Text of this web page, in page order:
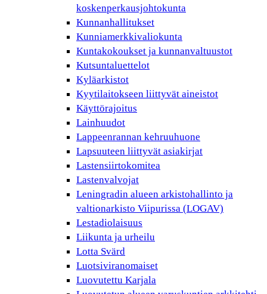
koskenperkausjohtokunta
Kunnanhallitukset
Kunniamerkkivaliokunta
Kuntakokoukset ja kunnanvaltuustot
Kutsuntaluettelot
Kyläarkistot
Kyytilaitokseen liittyvät aineistot
Käyttörajoitus
Lainhuudot
Lappeenrannan kehruuhuone
Lapsuuteen liittyvät asiakirjat
Lastensiirtokomitea
Lastenvalvojat
Leningradin alueen arkistohallinto ja
valtionarkisto Viipurissa (LOGAV)
Lestadiolaisuus
Liikunta ja urheilu
Lotta Svärd
Luotsiviranomaiset
Luovutettu Karjala